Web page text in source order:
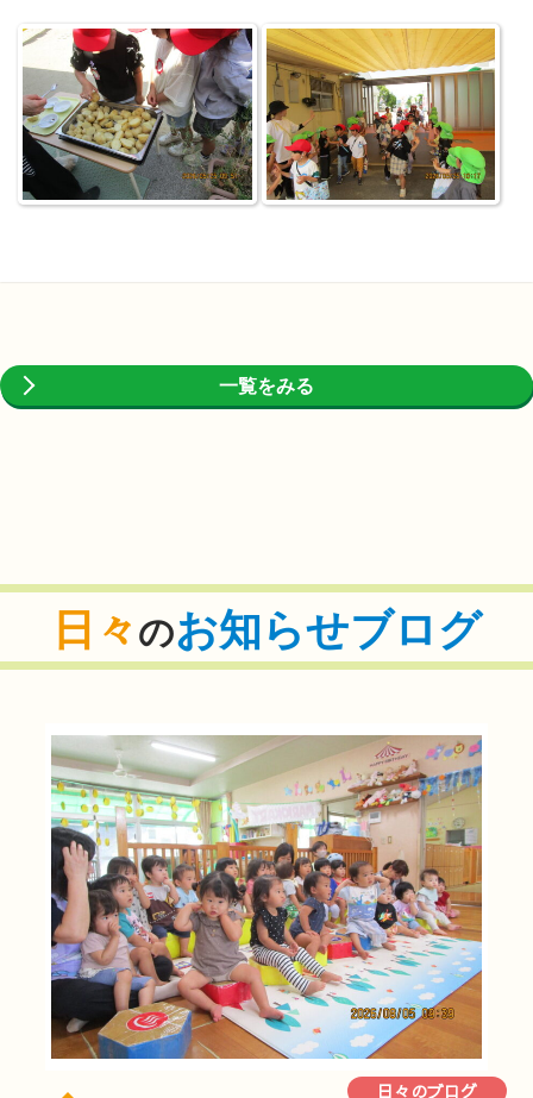
一覧をみる
日々 のお知らせブログ
日々のブログ